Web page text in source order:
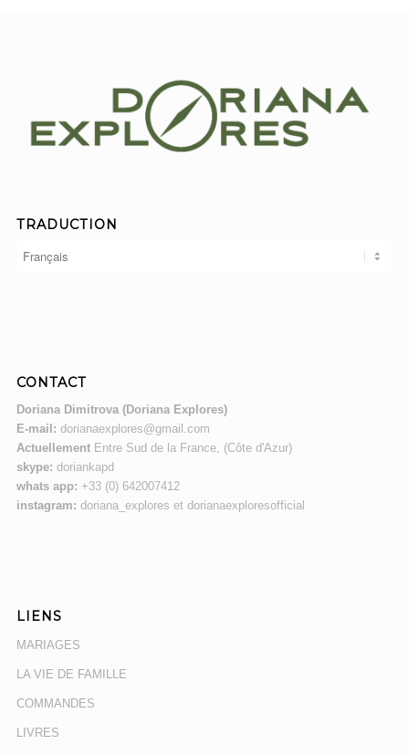
TRADUCTION
CONTACT
Doriana Dimitrova (Doriana Explores)
E-mail: dorianaexplores@gmail.com
ActuellementEntre Sud de la France, (Côte d'Azur)
skype: doriankapd
whats app: +33 (0) 642007412
instagram: doriana_explores et dorianaexploresofficial
LIENS
MARIAGES
LA VIE DE FAMILLE
COMMANDES
LIVRES